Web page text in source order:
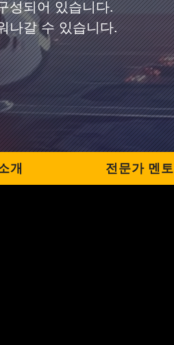
성되어 있습니다.
나갈 수 있습니다.
개 전문가 멘토